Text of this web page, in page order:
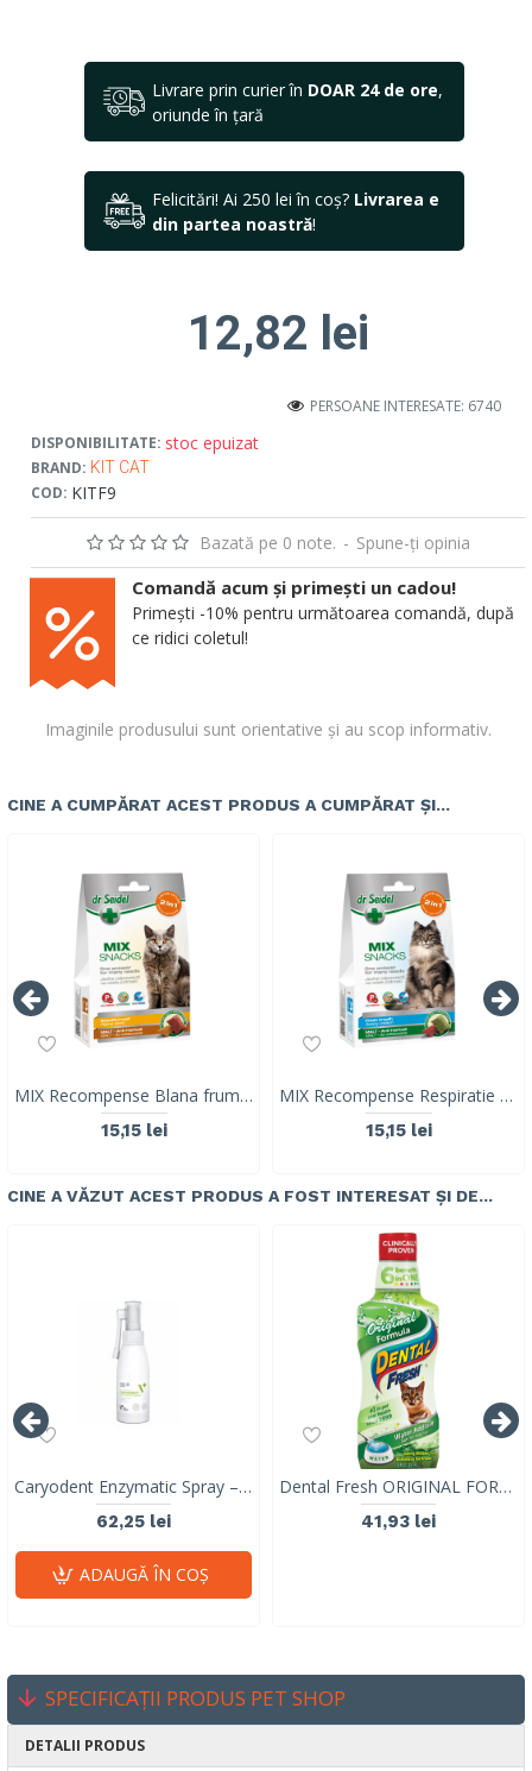
Livrare prin curier în DOAR 24 de ore,
oriunde în țară
Felicitări! Ai 250 lei în coș? Livrarea e
din partea noastră!
DISPONIBILITATE: stoc epuizat
BRAND: KIT CAT
COD: KITF9
PERSOANE INTERESATE: 6740
Bazată pe 0 note. - Spune-ţi opinia
12,82 lei
Imaginile produsului sunt orientative și au scop informativ.
Comandă acum și primești un cadou!
Primești -10% pentru următoarea comandă, după
ce ridici coletul!
CINE A CUMPĂRAT ACEST PRODUS A CUMPĂRAT ȘI...
MIX Recompense Blana frumoasa & Malt (ghem de blana), pisica, Dr. Seidel, 50g
15,15 lei
MIX Recompense Respiratie proaspata & Malt (ghem de blana),Dr. Seidel, 50g
15,15 lei
CINE A VĂZUT ACEST PRODUS A FOST INTERESAT ȘI DE...
Caryodent Enzymatic Spray – Igienă orală completă pentru câini și pisici, 75g
62,25 lei
ADAUGĂ ÎN COŞ
Dental Fresh ORIGINAL FORMULA pentru pisici, Synergy Labs, 237 ml
41,93 lei
SPECIFICAȚII PRODUS PET SHOP
DETALII PRODUS